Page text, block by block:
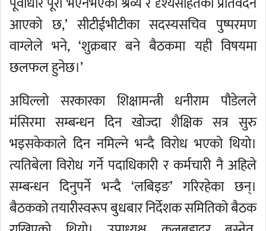
आएको छ,’ सीटीईभीटीका सदस्यसचिव पुष्परमण
वाग्लेले भने, ‘शुक्रबार बने बैठकमा यही विषयमा
छलफल हुनेछ।’
अघिल्लो सरकारका शिक्षामन्त्री धनीराम पौडेलले
मंसिरमा सम्बन्धन दिन खोज्दा शैक्षिक सत्र सुरु
भइसकेकाले दिन नमिल्ने भन्दै विरोध भएको थियो।
त्यतिबेला विरोध गर्ने पदाधिकारी र कर्मचारी नै अहिले
सम्बन्धन दिनुपर्ने भन्दै ‘लबिइङ’ गरिरहेका छन्।
बैठकको तयारीस्वरूप बुधबार निर्देशक समितिको बैठक